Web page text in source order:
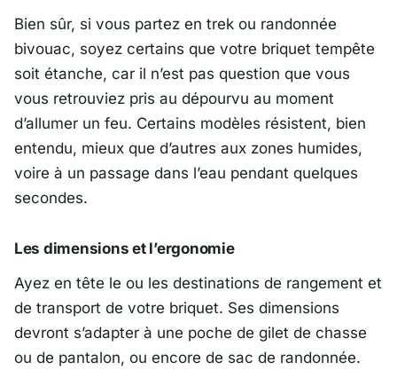
Bien sûr, si vous partez en trek ou randonnée
bivouac, soyez certains que votre briquet tempête
soit étanche, car il n’est pas question que vous
vous retrouviez pris au dépourvu au moment
d’allumer un feu. Certains modèles résistent, bien
entendu, mieux que d’autres aux zones humides,
voire à un passage dans l’eau pendant quelques
secondes.
Les dimensions et l’ergonomie
Ayez en tête le ou les destinations de rangement et
de transport de votre briquet. Ses dimensions
devront s’adapter à une poche de gilet de chasse
ou de pantalon, ou encore de sac de randonnée.